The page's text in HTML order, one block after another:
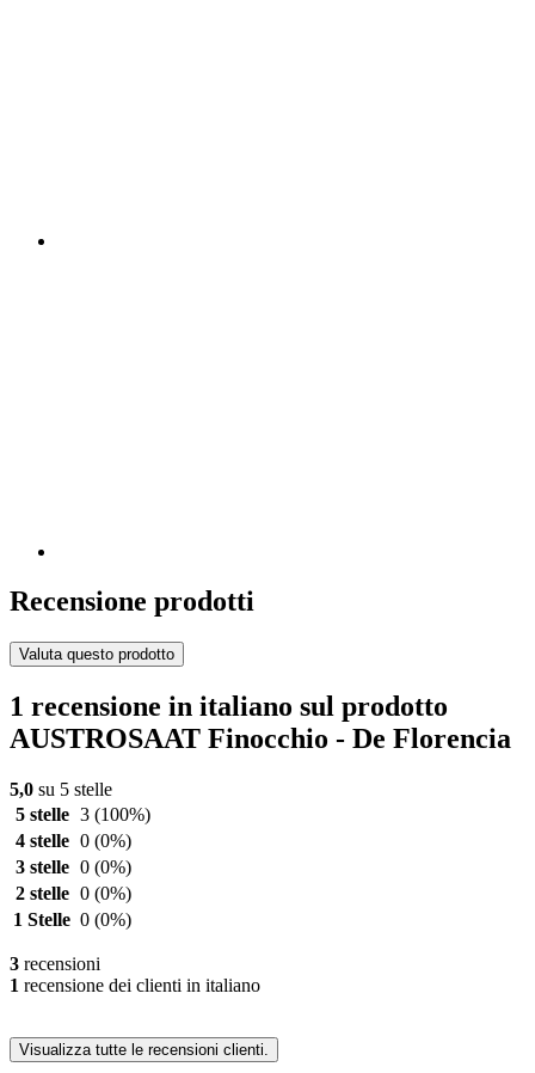
Recensione prodotti
Valuta questo prodotto
1 recensione in italiano sul prodotto
AUSTROSAAT Finocchio - De Florencia
5,0 su 5 stelle
5 stelle 3 (100%)
4 stelle 0 (0%)
3 stelle 0 (0%)
2 stelle 0 (0%)
1 Stelle 0 (0%)
3 recensioni
1 recensione dei clienti in italiano
Visualizza tutte le recensioni clienti.